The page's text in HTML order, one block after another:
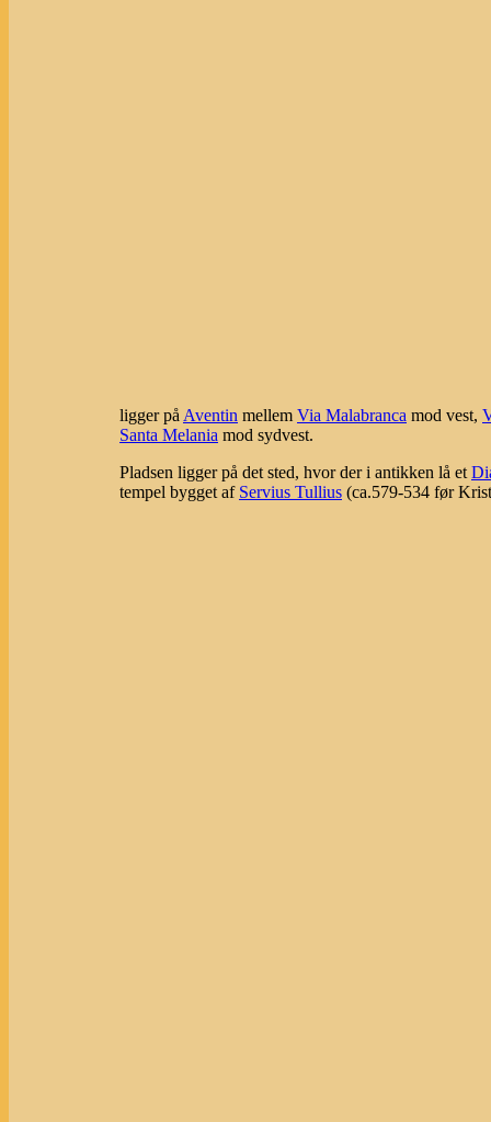
ligger på Aventin mellem Via Malabranca mod vest,
Santa Melania mod sydvest.
Pladsen ligger på det sted, hvor der i antikken lå et
tempel bygget af Servius Tullius (ca.579-534 før